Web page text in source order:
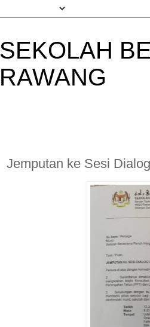
SEKOLAH
RAWANG
Jemputan ke Sesi